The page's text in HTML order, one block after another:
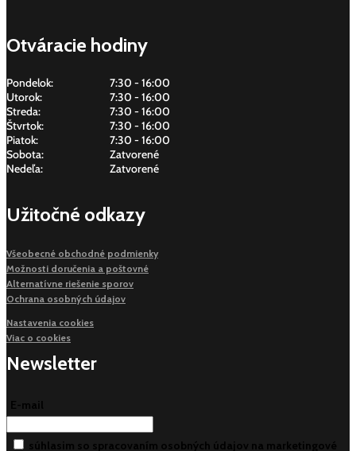
Otváracie hodiny
Pondelok:
7:30 - 16:00
Utorok:
7:30 - 16:00
Streda:
7:30 - 16:00
Štvrtok:
7:30 - 16:00
Piatok:
7:30 - 16:00
Sobota:
Zatvorené
Nedeľa:
Zatvorené
Užitočné odkazy
Všeobecné obchodné podmienky
Možnosti doručenia a poštovné
Alternatívne riešenie sporov
Ochrana osobných údajov
Nastavenia cookies
Viac o cookies
Newsletter
E-mail
súhlasim so spracovaním osobných údajov na marketingové